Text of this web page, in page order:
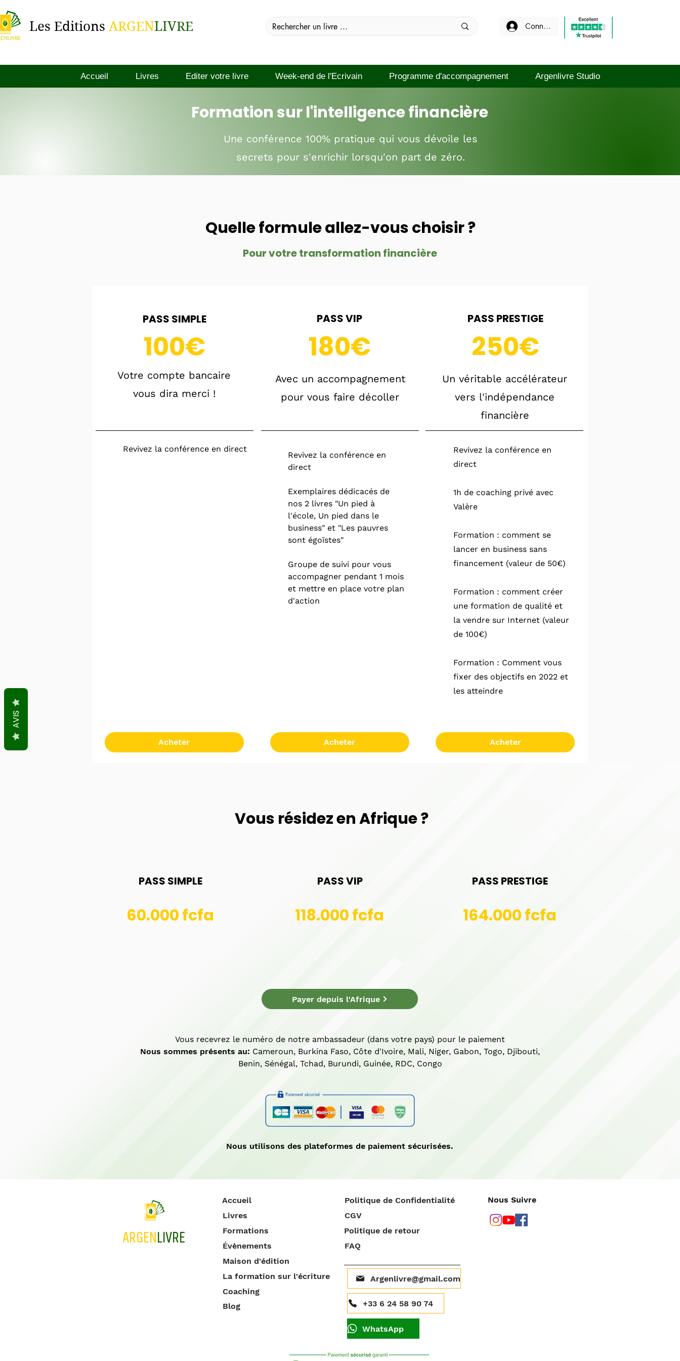
Les Editions ARGENLIVRE Connexion
Accueil Livres Editer votre livre Week-end de l'Ecrivain Programme d'accompagnement Argenlivre Studio
Formation sur l'intelligence financière
Une conférence 100% pratique qui vous dévoile les
secrets pour s'enrichir lorsqu'on part de zéro.
Quelle formule allez-vous choisir ?
Pour votre transformation financière
PASS SIMPLE
100€
Votre compte bancaire
vous dira merci !
Revivez la conférence en direct
Acheter
PASS VIP
180€
Avec un accompagnement
pour vous faire décoller
Revivez la conférence en
direct
Exemplaires dédicacés de
nos 2 livres "Un pied à
l'école, Un pied dans le
business" et "Les pauvres
sont égoïstes"
Groupe de suivi pour vous
accompagner pendant 1 mois
et mettre en place votre plan
d'action
Acheter
PASS PRESTIGE
250€
Un véritable accélérateur
vers l'indépendance
financière
Revivez la conférence en
direct
1h de coaching privé avec
Valère
Formation : comment se
lancer en business sans
financement (valeur de 50€)
Formation : comment créer
une formation de qualité et
la vendre sur Internet (valeur
de 100€)
Formation : Comment vous
fixer des objectifs en 2022 et
les atteindre
Acheter
Vous résidez en Afrique ?
PASS SIMPLE
60.000 fcfa
PASS VIP
118.000 fcfa
PASS PRESTIGE
164.000 fcfa
Payer depuis l'Afrique
Vous recevrez le numéro de notre ambassadeur (dans votre pays) pour le paiement
Nous sommes présents au: Cameroun, Burkina Faso, Côte d'Ivoire, Mali, Niger, Gabon, Togo, Djibouti,
Benin, Sénégal, Tchad, Burundi, Guinée, RDC, Congo
Nous utilisons des plateformes de paiement sécurisées.
ARGENLIVRE
Accueil
Livres
Formations
Évènements
Maison d'édition
La formation sur l'écriture
Coaching
Blog
Politique de Confidentialité
CGV
Politique de retour
FAQ
Argenlivre@gmail.com
+33 6 24 58 90 74
WhatsApp
Nous Suivre
AVIS